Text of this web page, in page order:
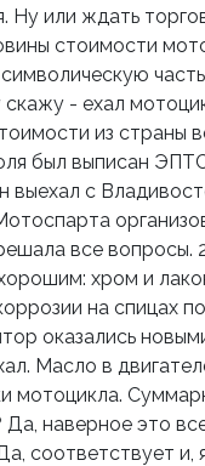
Ну или ждать
стоимости
символическую
- ехал
из страны
был выписан
с
все вопросы.
хром и
на спицах
оказались
Масло в
мотоцикла.
наверное это
соответствует